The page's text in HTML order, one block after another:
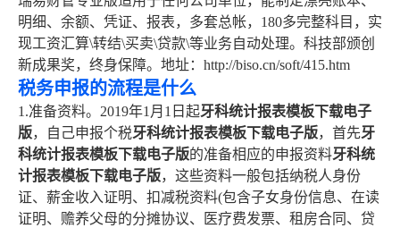
明细、余额、凭证、报表，多套总帐，180多完整科目，实
现工资汇算\转结\买卖\贷款\等业务自动处理。科技部颁创
新成果奖，终身保障。地址：http://biso.cn/soft/415.htm
税务申报的流程是什么
1.准备资料。2019年1月1日起牙科统计报表模板下载电子
版，自己申报个税牙科统计报表模板下载电子版，首先牙
科统计报表模板下载电子版的准备相应的申报资料牙科统
计报表模板下载电子版，这些资料一般包括纳税人身份
证、薪金收入证明、扣减税资料(包含子女身份信息、在读
证明、赡养父母的分摊协议、医疗费发票、租房合同、贷